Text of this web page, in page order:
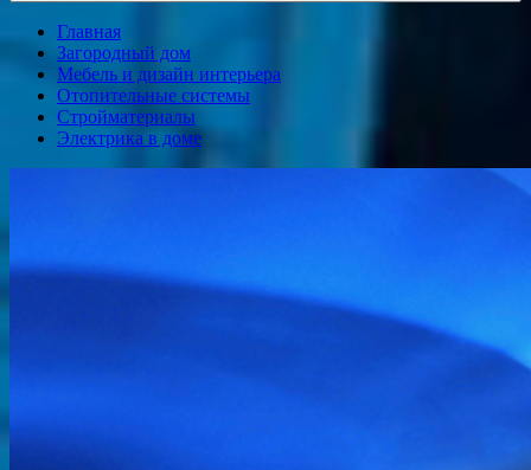
Главная
Загородный дом
Мебель и дизайн интерьера
Отопительные системы
Стройматериалы
Электрика в доме